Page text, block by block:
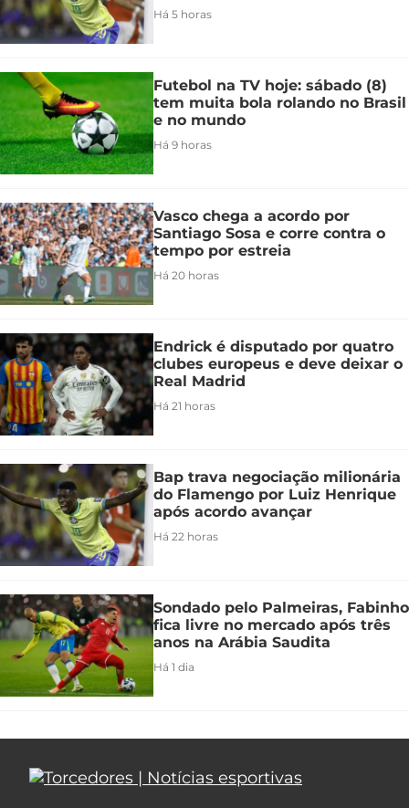
Há 5 horas
Futebol na TV hoje: sábado (8)
tem muita bola rolando no Brasil
e no mundo
Há 9 horas
Vasco chega a acordo por
Santiago Sosa e corre contra o
tempo por estreia
Há 20 horas
Endrick é disputado por quatro
clubes europeus e deve deixar o
Real Madrid
Há 21 horas
Bap trava negociação milionária
do Flamengo por Luiz Henrique
após acordo avançar
Há 22 horas
Sondado pelo Palmeiras, Fabinho
fica livre no mercado após três
anos na Arábia Saudita
Há 1 dia